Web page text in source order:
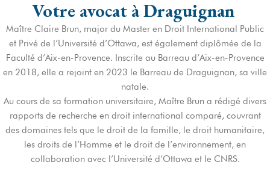
Votre avocat à Draguignan
Maître Claire Brun, major du Master en Droit International Public
et Privé de l’Université d’Ottawa, est également diplômée de la
Faculté d’Aix-en-Provence. Inscrite au Barreau d’Aix-en-Provence
en 2018, elle a rejoint en 2023 le Barreau de Draguignan, sa ville
natale.
Au cours de sa formation universitaire, Maître Brun a rédigé divers
rapports de recherche en droit international comparé, couvrant
des domaines tels que le droit de la famille, le droit humanitaire,
les droits de l’Homme et le droit de l’environnement, en
collaboration avec l’Université d’Ottawa et le CNRS.